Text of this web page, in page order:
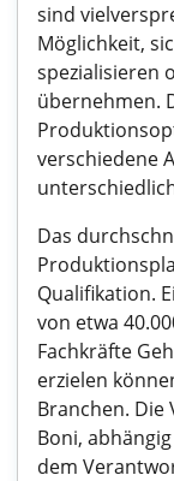
sind
Möglichkeit,
spezialisieren
übernehmen.
verschiedene
Das
Qualifikation.
von etwa
Fachkräfte
erzielen
Branchen. Die
Boni,
dem